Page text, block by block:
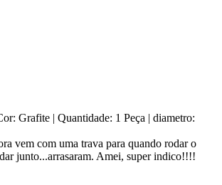
Grafite | Quantidade: 1 Peça | diametro:
vem com uma trava para quando rodar o
junto...arrasaram. Amei, super indico!!!!